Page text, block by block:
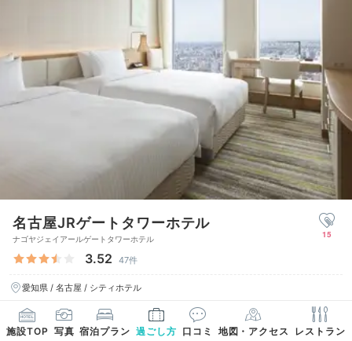
名古屋JRゲートタワーホテル
ナゴヤジェイアールゲートタワーホテル
3.52 47件
愛知県 / 名古屋 / シティホテル
15
施設TOP 写真 宿泊プラン 過ごし方 口コミ 地図・アクセス レストラン